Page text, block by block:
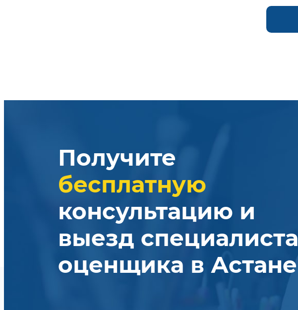
Получите
бесплатную
консультацию и
выезд специалиста
оценщика в Астане